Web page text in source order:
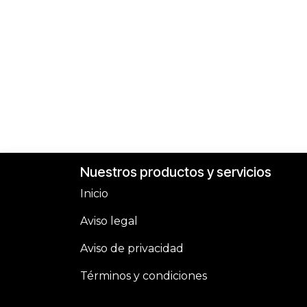
Nuestros productos y servicios
Inicio
Aviso legal
Aviso de privacidad
Términos y condiciones